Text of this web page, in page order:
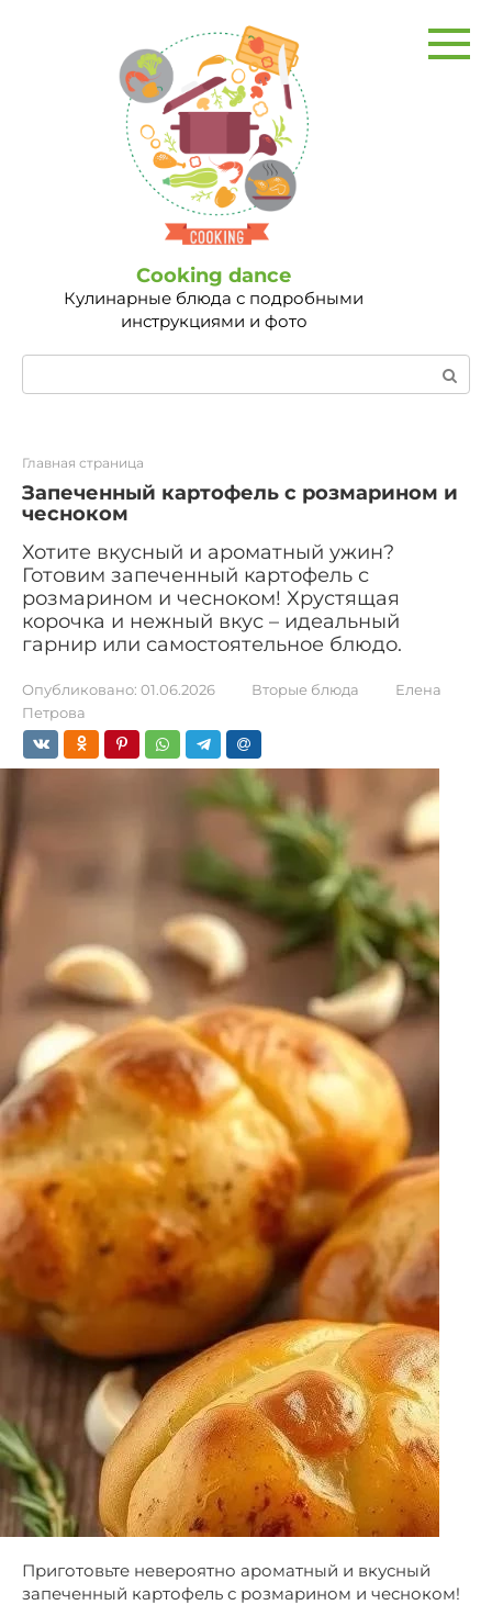
Сooking dance
Кулинарные блюда с подробными
инструкциями и фото
Поиск:
Главная страница
Запеченный картофель с розмарином и
чесноком
Хотите вкусный и ароматный ужин?
Готовим запеченный картофель с
розмарином и чесноком! Хрустящая
корочка и нежный вкус – идеальный
гарнир или самостоятельное блюдо.
Опубликовано: 01.06.2026 Вторые блюда
Елена
Петрова
Приготовьте невероятно ароматный и вкусный
запеченный картофель с розмарином и чесноком!